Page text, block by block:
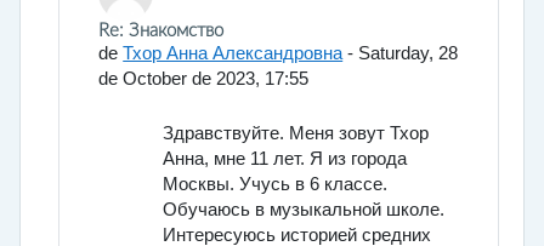
En respuesta a Богданов Владимир Павлович
Re: Знакомство
deТхор Анна Александровна - Saturday, 28
de October de 2023, 17:55
Здравствуйте. Меня зовут Тхор
Анна, мне 11 лет. Я из города
Москвы. Учусь в 6 классе.
Обучаюсь в музыкальной школе.
Интересуюсь историей средних